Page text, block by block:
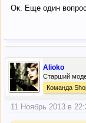
Ок. Еще один
Alioko
Старший
Команда
11 Ноябрь 2013 в